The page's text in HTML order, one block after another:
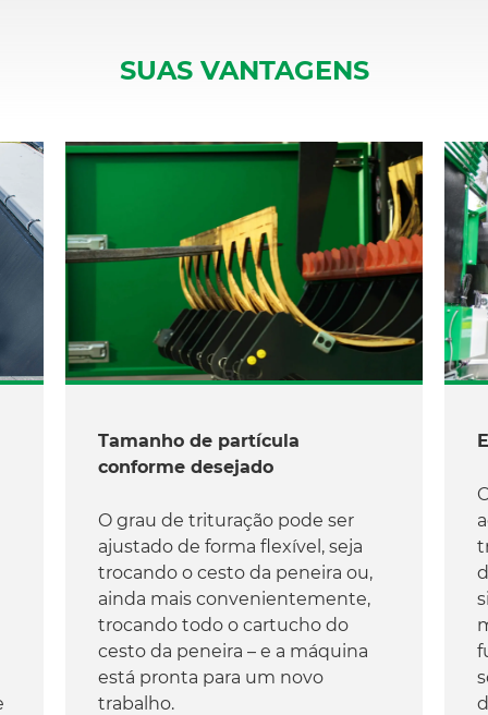
SUAS VANTAGENS
Tamanho de partícula
conforme desejado
O grau de trituração pode ser
ajustado de forma flexível, seja
trocando o cesto da peneira ou,
ainda mais convenientemente,
trocando todo o cartucho do
cesto da peneira – e a máquina
está pronta para um novo
trabalho.